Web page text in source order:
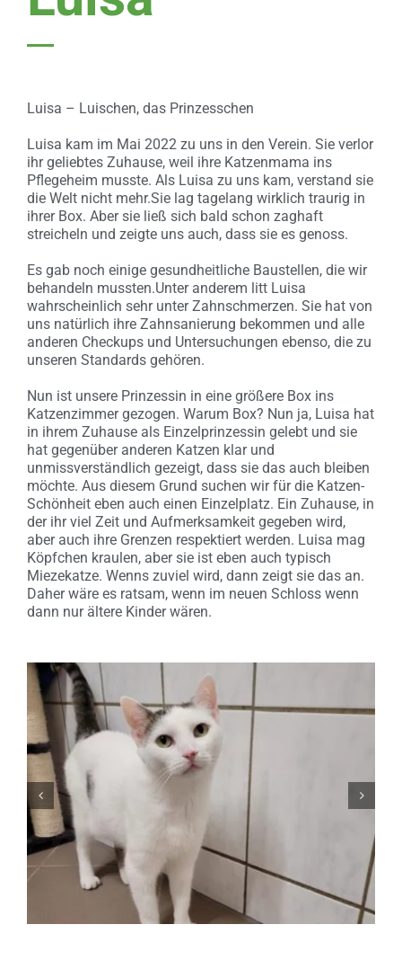
Luisa – Luischen, das Prinzesschen
Luisa kam im Mai 2022 zu uns in den Verein. Sie verlor
ihr geliebtes Zuhause, weil ihre Katzenmama ins
Pflegeheim musste. Als Luisa zu uns kam, verstand sie
die Welt nicht mehr.Sie lag tagelang wirklich traurig in
ihrer Box. Aber sie ließ sich bald schon zaghaft
streicheln und zeigte uns auch, dass sie es genoss.
Es gab noch einige gesundheitliche Baustellen, die wir
behandeln mussten.Unter anderem litt Luisa
wahrscheinlich sehr unter Zahnschmerzen. Sie hat von
uns natürlich ihre Zahnsanierung bekommen und alle
anderen Checkups und Untersuchungen ebenso, die zu
unseren Standards gehören.
Nun ist unsere Prinzessin in eine größere Box ins
Katzenzimmer gezogen. Warum Box? Nun ja, Luisa hat
in ihrem Zuhause als Einzelprinzessin gelebt und sie
hat gegenüber anderen Katzen klar und
unmissverständlich gezeigt, dass sie das auch bleiben
möchte. Aus diesem Grund suchen wir für die Katzen-
Schönheit eben auch einen Einzelplatz. Ein Zuhause, in
der ihr viel Zeit und Aufmerksamkeit gegeben wird,
aber auch ihre Grenzen respektiert werden. Luisa mag
Köpfchen kraulen, aber sie ist eben auch typisch
Miezekatze. Wenns zuviel wird, dann zeigt sie das an.
Daher wäre es ratsam, wenn im neuen Schloss wenn
dann nur ältere Kinder wären.